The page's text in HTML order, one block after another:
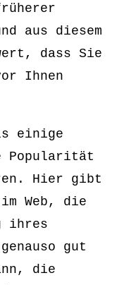
aus diesem
dass Sie
Ihnen
einige
Popularität
Hier gibt
Web, die
ihres
gut
die